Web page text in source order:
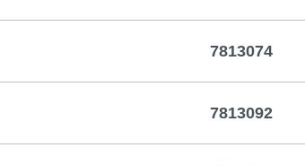
7813074
7813092